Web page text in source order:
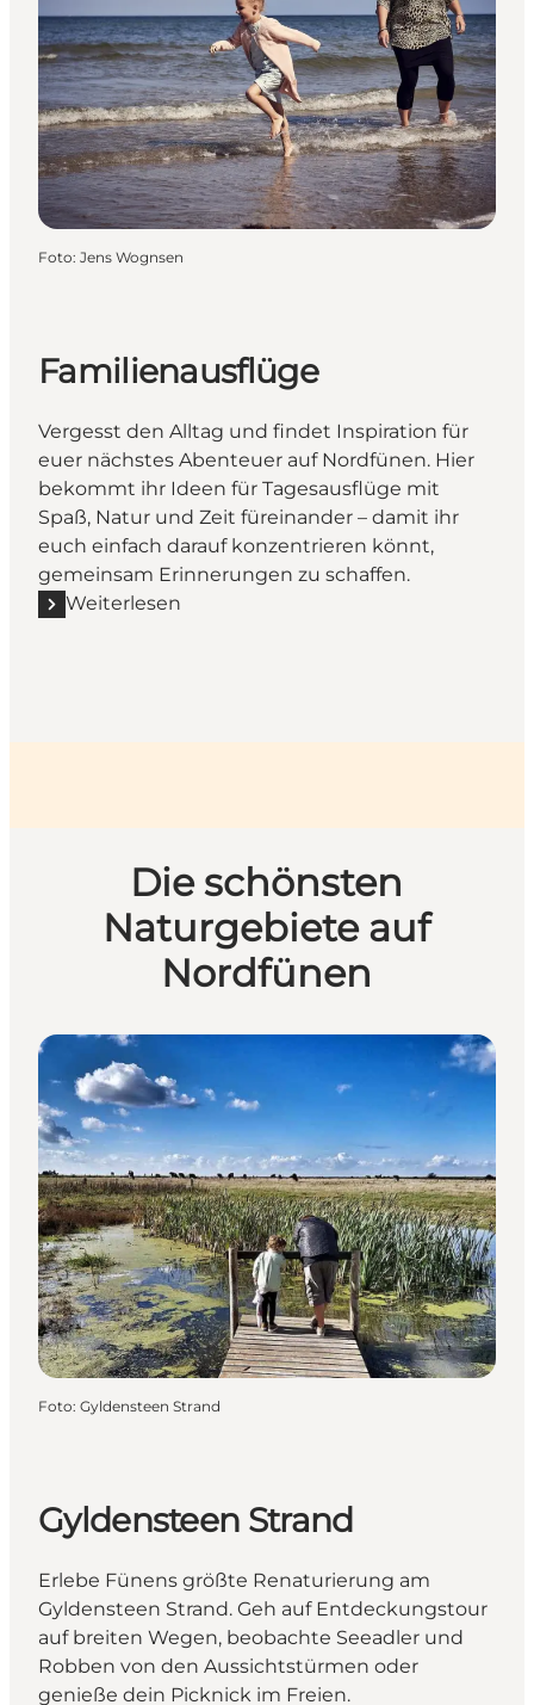
Foto: Jens Wognsen
Familienausflüge
Vergesst den Alltag und findet Inspiration für
euer nächstes Abenteuer auf Nordfünen. Hier
bekommt ihr Ideen für Tagesausflüge mit
Spaß, Natur und Zeit füreinander – damit ihr
euch einfach darauf konzentrieren könnt,
gemeinsam Erinnerungen zu schaffen.
Weiterlesen
Mehr erfahren "Familienausflüge"
Die schönsten
Naturgebiete auf
Nordfünen
Foto: Gyldensteen Strand
Gyldensteen Strand
Erlebe Fünens größte Renaturierung am
Gyldensteen Strand. Geh auf Entdeckungstour
auf breiten Wegen, beobachte Seeadler und
Robben von den Aussichtstürmen oder
genieße dein Picknick im Freien.